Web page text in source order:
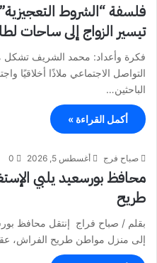
فلسفة “الشروط
تيسير الزواج إلى ساحات
فكرة وأعداد: محمد الشريف تشكل
التواصل الاجتماعي ملاذًا أخلاقيًا
الباحثين…
أكمل القراءة »
صباح فرج أغسطس 5, 2026 0
محافظ بورسعيد يلبي
طريح
بقلم / صباح فراج إنتقل محافظ
إلى منزل مواطن طريح الفراش،